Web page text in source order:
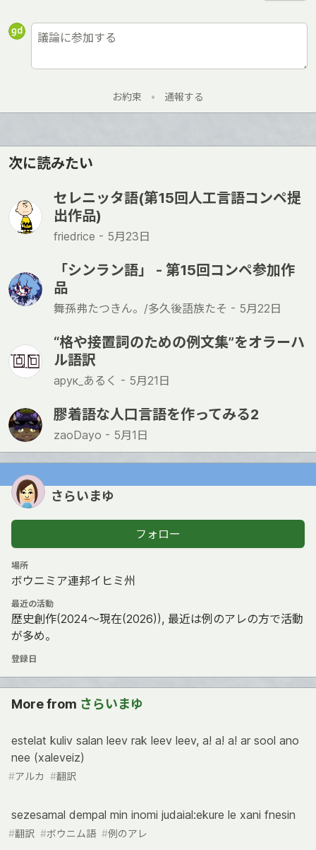
お約束 • 通報する
次に読みたい
セレニッタ語(第15回人工言語コンペ提
出作品)
friedrice - 5月23日
「シンラン語」 - 第15回コンペ参加作
品
舞孫弗たつきん。/多久後語族たそ - 5月22日
“格や接置詞のための例文集”をオラーハ
ル語訳
арук_あるく - 5月21日
膠着語な人口言語を作ってみる2
zaoDayo - 5月1日
さらいまゆ
フォロー
場所
ボウニミア連邦イヒミ州
最近の活動
歴史創作(2024〜現在(2026)), 最近は例のアレの方で活動
が多め。
登録日
More from さらいまゆ
estelat kuliv salan leev rak leev leev, a! a! a! ar sool ano
nee (xaleveiz)
#アルカ #翻訳
sezesamal dempal min inomi judaial:ekure le xani fnesin
#翻訳 #ボウニム語 #例のアレ